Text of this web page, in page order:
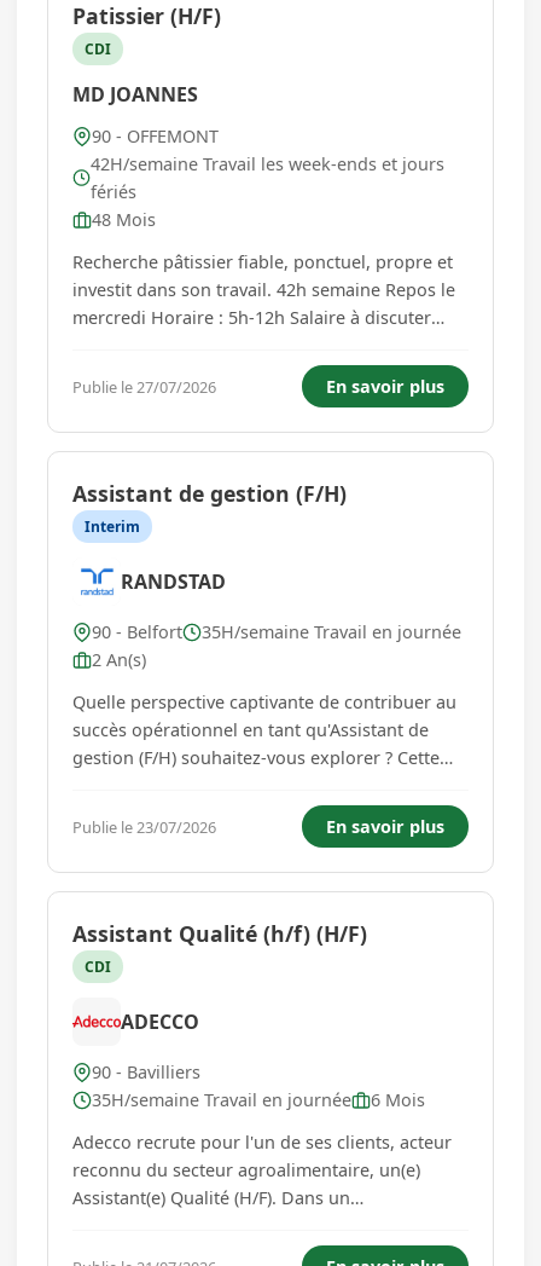
Patissier (H/F)
CDI
MD JOANNES
90 - OFFEMONT
42H/semaine Travail les week-ends et jours
fériés
48 Mois
Recherche pâtissier fiable, ponctuel, propre et
investit dans son travail. 42h semaine Repos le
mercredi Horaire : 5h-12h Salaire à discuter
Publie le 27/07/2026 En savoir plus
Assistant de gestion (F/H)
Interim
RANDSTAD
90 - Belfort
35H/semaine Travail en journée
2 An(s)
Quelle perspective captivante de contribuer au
succès opérationnel en tant qu'Assistant de
gestion (F/H) souhaitez-vous explorer ? Cette
administratives au sein d'une société de
services, en garantissant le bon fonctionnement
du standard et de l'accueil...
Publie le 23/07/2026 En savoir plus
Assistant Qualité (h/f) (H/F)
CDI
ADECCO
90 - Bavilliers
35H/semaine Travail en journée
6 Mois
Adecco recrute pour l'un de ses clients, acteur
reconnu du secteur agroalimentaire, un(e)
Assistant(e) Qualité (H/F). Dans un
contribuez activement à garantir la conformité